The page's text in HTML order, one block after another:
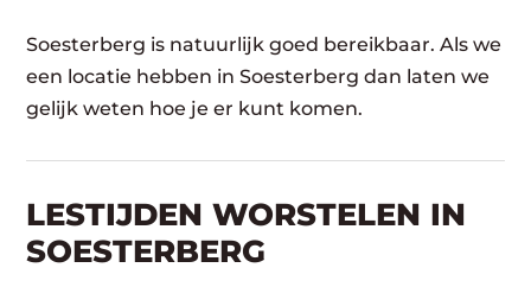
Soesterberg is natuurlijk goed bereikbaar. Als we
een locatie hebben in Soesterberg dan laten we
gelijk weten hoe je er kunt komen.
LESTIJDEN WORSTELEN IN
SOESTERBERG